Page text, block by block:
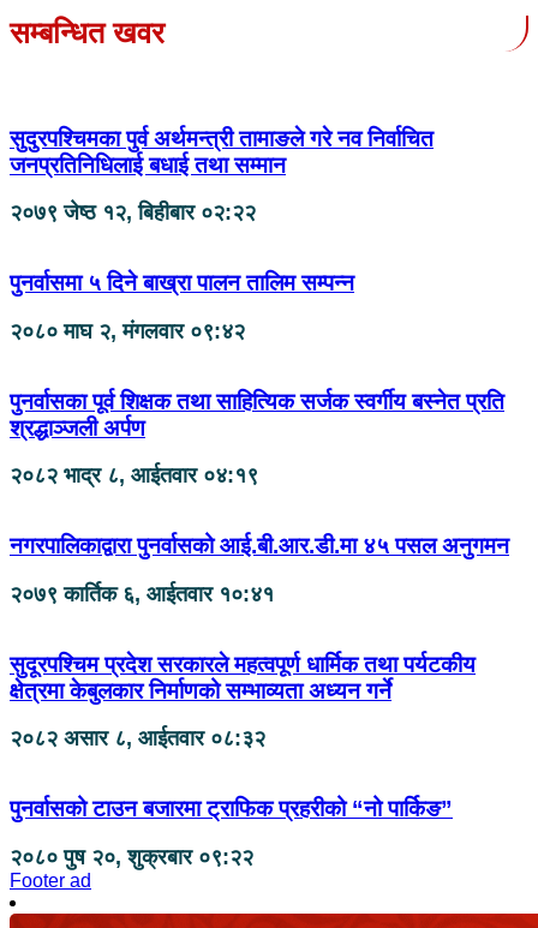
सम्बन्धित खवर
सुदुरपश्चिमका पुर्व अर्थमन्त्री तामाङले गरे नव निर्वाचित
जनप्रतिनिधिलाई बधाई तथा सम्मान
२०७९ जेष्ठ १२, बिहीबार ०२:२२
पुनर्वासमा ५ दिने बाख्रा पालन तालिम सम्पन्न
२०८० माघ २, मंगलवार ०९:४२
पुनर्वासका पूर्व शिक्षक तथा साहित्यिक सर्जक स्वर्गीय बस्नेत प्रति
श्रद्धाञ्जली अर्पण
२०८२ भाद्र ८, आईतवार ०४:१९
नगरपालिकाद्वारा पुनर्वासको आई.बी.आर.डी.मा ४५ पसल अनुगमन
२०७९ कार्तिक ६, आईतवार १०:४१
सुदूरपश्चिम प्रदेश सरकारले महत्वपूर्ण धार्मिक तथा पर्यटकीय
क्षेत्रमा केबुलकार निर्माणको सम्भाव्यता अध्यन गर्ने
२०८२ असार ८, आईतवार ०८:३२
पुनर्वासको टाउन बजारमा ट्राफिक प्रहरीको “नो पार्किङ”
२०८० पुष २०, शुक्रबार ०९:२२
Footer ad